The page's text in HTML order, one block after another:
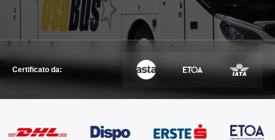
METTITI IN CONTATTO
METTITI IN CONTATTO
Certificato da: